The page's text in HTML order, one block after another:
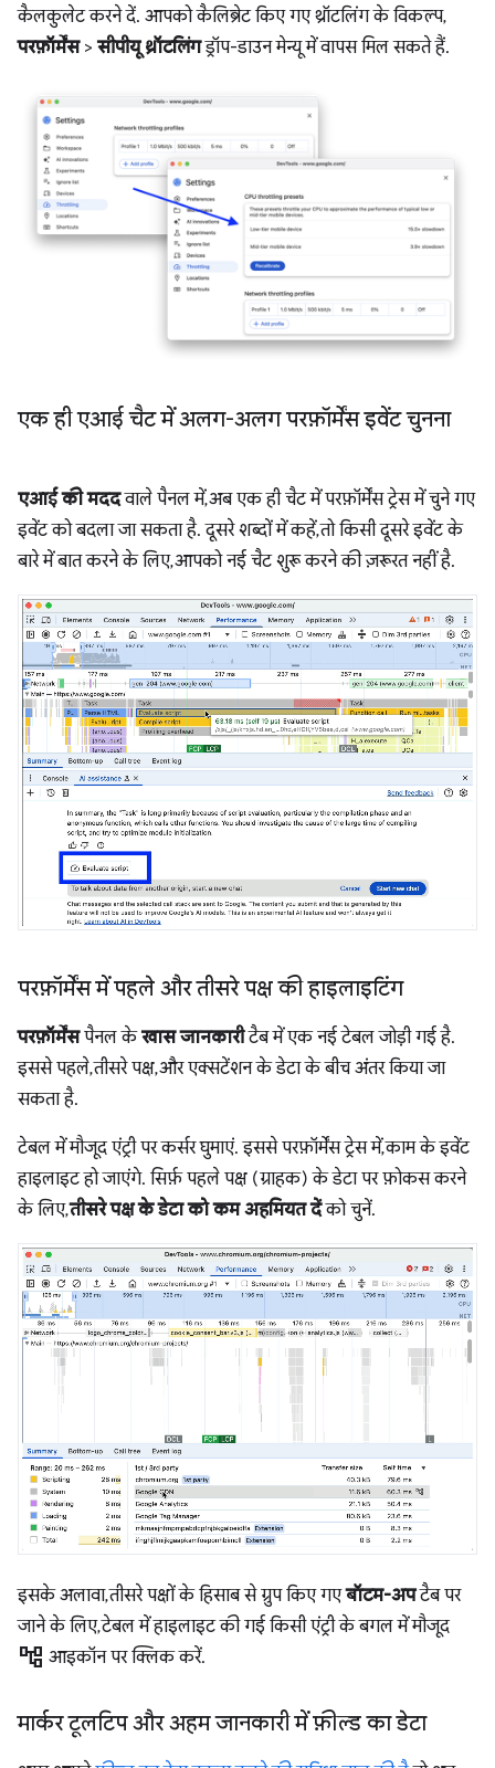
कैलकुलेट करने दें. आपको कैलिब्रेट किए गए थ्रॉटलिंग के विकल्प,
परफ़ॉर्मेंस> सीपीयू थ्रॉटलिंगड्रॉप-डाउन मेन्यू में वापस मिल सकते हैं.
एक ही एआई चैट में अलग-अलग परफ़ॉर्मेंस इवेंट चुनना
एआई की मददवाले पैनल में, अब एक ही चैट में परफ़ॉर्मेंस ट्रेस में चुने गए
इवेंट को बदला जा सकता है. दूसरे शब्दों में कहें, तो किसी दूसरे इवेंट के
बारे में बात करने के लिए, आपको नई चैट शुरू करने की ज़रूरत नहीं है.
परफ़ॉर्मेंस में पहले और तीसरे पक्ष की हाइलाइटिंग
परफ़ॉर्मेंसपैनल केखास जानकारीटैब में एक नई टेबल जोड़ी गई है.
इससे पहले, तीसरे पक्ष, और एक्सटेंशन के डेटा के बीच अंतर किया जा
सकता है.
टेबल में मौजूद एंट्री पर कर्सर घुमाएं. इससे परफ़ॉर्मेंस ट्रेस में, काम के इवेंट
हाइलाइट हो जाएंगे. सिर्फ़ पहले पक्ष (ग्राहक) के डेटा पर फ़ोकस करने
के लिए,तीसरे पक्ष के डेटा को कम अहमियत देंको चुनें.
इसके अलावा, तीसरे पक्षों के हिसाब से ग्रुप किए गएबॉटम-अपटैब पर
जाने के लिए, टेबल में हाइलाइट की गई किसी एंट्री के बगल में मौजूद
account_tree आइकॉन पर क्लिक करें.
मार्कर टूलटिप और अहम जानकारी में फ़ील्ड का डेटा